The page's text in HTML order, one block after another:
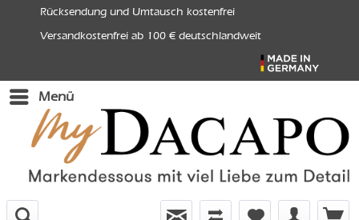
Rücksendung und Umtausch kostenfrei
Versandkostenfrei ab 100 € deutschlandweit
Menü